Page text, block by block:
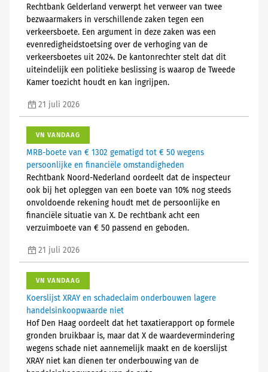
Rechtbank Gelderland verwerpt het verweer van twee
bezwaarmakers in verschillende zaken tegen een
verkeersboete. Een argument in deze zaken was een
evenredigheidstoetsing over de verhoging van de
verkeersboetes uit 2024. De kantonrechter stelt dat dit
uiteindelijk een politieke beslissing is waarop de Tweede
Kamer toezicht houdt en kan ingrijpen.
21 juli 2026
VN VANDAAG
MRB-boete van € 1302 gematigd tot € 50 wegens
persoonlijke en financiële omstandigheden
Rechtbank Noord-Nederland oordeelt dat de inspecteur
ook bij het opleggen van een boete van 10% nog steeds
onvoldoende rekening houdt met de persoonlijke en
financiële situatie van X. De rechtbank acht een
verzuimboete van € 50 passend en geboden.
21 juli 2026
VN VANDAAG
Koerslijst XRAY en schadeclaim onderbouwen lagere
handelsinkoopwaarde niet
Hof Den Haag oordeelt dat het taxatierapport op formele
gronden bruikbaar is, maar dat X de waardevermindering
wegens schade niet aannemelijk maakt en de koerslijst
XRAY niet kan dienen ter onderbouwing van de